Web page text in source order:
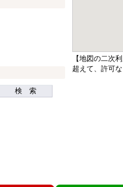
検 索
【地図の二次
超えて、許可